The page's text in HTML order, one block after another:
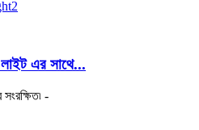
এর সাথে...
-